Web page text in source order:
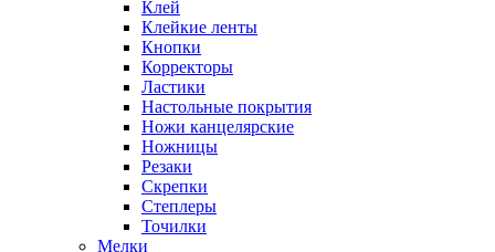
Клей
Клейкие ленты
Кнопки
Корректоры
Ластики
Настольные покрытия
Ножи канцелярские
Ножницы
Резаки
Скрепки
Степлеры
Точилки
Мелки